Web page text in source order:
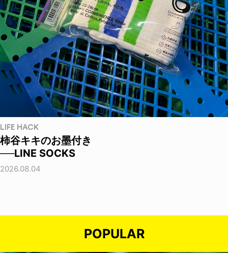
LIFE HACK
柿谷キキのお墨付き
──LINE SOCKS
2026.08.04
POPULAR